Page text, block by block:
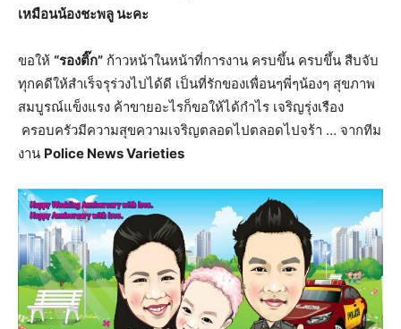
เหมือนน้องชะพลู นะคะ
ขอให้ “รองติ๊ก” ก้าวหน้าในหน้าที่การงาน ครบขึ้น ครบขึ้น สืบจับ
ทุกคดีให้สำเร็จรุร่วงไปได้ดี เป็นที่รักของเพื่อนๆพี่ๆน้องๆ สุขภาพ
สมบูรณ์แข็งแรง ค้าขายอะไรก็ขอให้ได้กำไร เจริญรุ่งเรือง
ครอบครัวมีความสุขความเจริญตลอดไปตลอดไปจร้า … จากทีม
งาน Police News Varieties